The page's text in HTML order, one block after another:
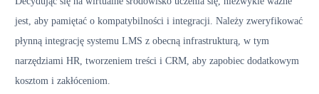
jest, aby pamiętać o kompatybilności i integracji. Należy zweryfikować
płynną integrację systemu LMS z obecną infrastrukturą, w tym
narzędziami HR, tworzeniem treści i CRM, aby zapobiec dodatkowym
kosztom i zakłóceniom.